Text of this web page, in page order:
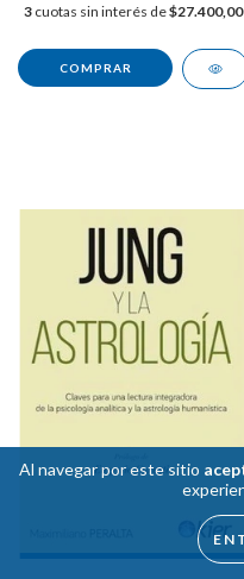
Al navegar por este sitio
3 cuotas sin interés de$27.400,00